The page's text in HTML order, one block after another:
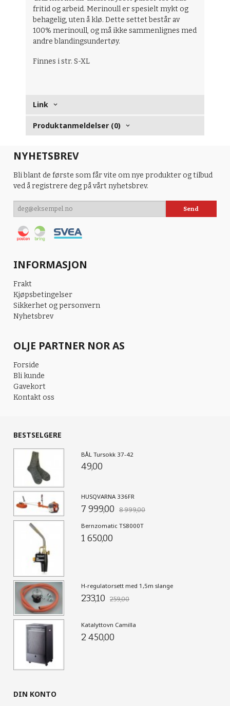
fritid og arbeid. Merinoull er spesielt mykt og
behagelig, uten å klø. Dette settet består av
100% merinoull, og må ikke sammenlignes med
andre blandingsundertøy.
Finnes i str. S-XL
Link
Produktanmeldelser (0)
NYHETSBREV
Bli blant de første som får vite om nye produkter og tilbud
ved å registrere deg på vårt nyhetsbrev.
INFORMASJON
Frakt
Kjøpsbetingelser
Sikkerhet og personvern
Nyhetsbrev
OLJE PARTNER NOR AS
Forside
Bli kunde
Gavekort
Kontakt oss
BESTSELGERE
BÅL Tursokk 37-42
49,00
HUSQVARNA 336FR
7 999,00 8 999,00
Bernzomatic TS8000T
1 650,00
H-regulatorsett med 1,5m slange
233,10 259,00
Katalyttovn Camilla
2 450,00
DIN KONTO